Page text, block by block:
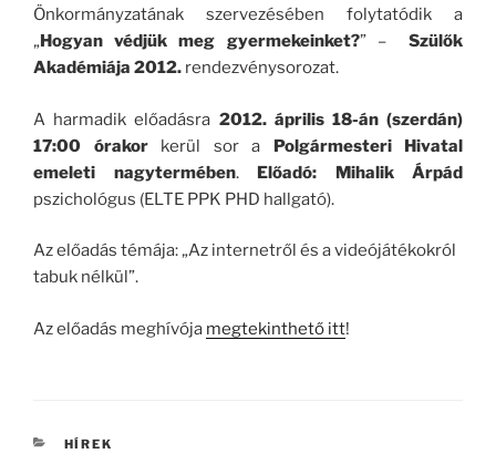
Önkormányzatának szervezésében folytatódik a
„Hogyan védjük meg gyermekeinket?” – Szülők
Akadémiája 2012. rendezvénysorozat.
A harmadik előadásra 2012. április 18-án (szerdán)
17:00 órakorkerül sor a Polgármesteri Hivatal
emeleti nagytermében. Előadó: Mihalik Árpád
pszichológus (ELTE PPK PHD hallgató).
Az előadás témája: „Az internetről és a videójátékokról
tabuk nélkül”.
Az előadás meghívója megtekinthető itt!
KATEGÓRIÁK
HÍREK